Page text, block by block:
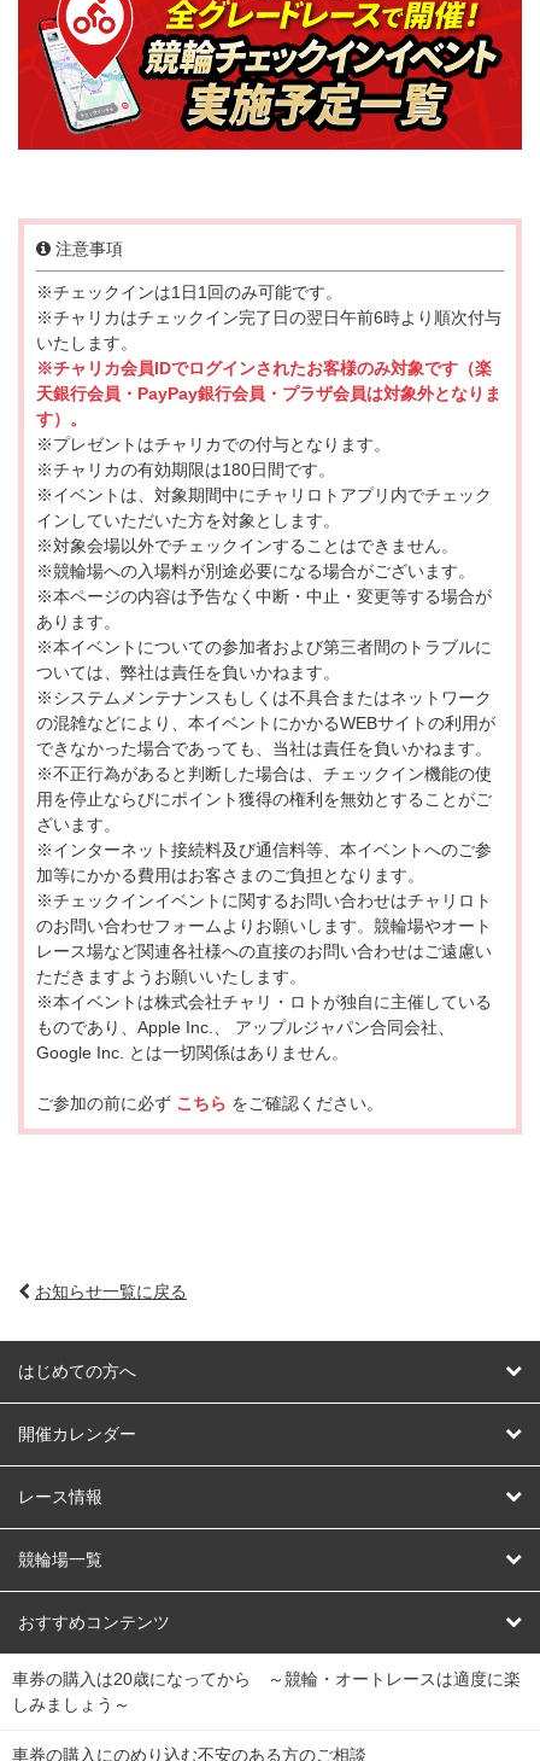
注意事項
※チェックインは1日1回のみ可能です。
※チャリカはチェックイン完了日の翌日午前6時より順次付与
いたします。
※チャリカ会員IDでログインされたお客様のみ対象です（楽
天銀行会員・PayPay銀行会員・プラザ会員は対象外となりま
す）。
※プレゼントはチャリカでの付与となります。
※チャリカの有効期限は180日間です。
※イベントは、対象期間中にチャリロトアプリ内でチェック
インしていただいた方を対象とします。
※対象会場以外でチェックインすることはできません。
※競輪場への入場料が別途必要になる場合がございます。
※本ページの内容は予告なく中断・中止・変更等する場合が
あります。
※本イベントについての参加者および第三者間のトラブルに
ついては、弊社は責任を負いかねます。
※システムメンテナンスもしくは不具合またはネットワーク
の混雑などにより、本イベントにかかるWEBサイトの利用が
できなかった場合であっても、当社は責任を負いかねます。
※不正行為があると判断した場合は、チェックイン機能の使
用を停止ならびにポイント獲得の権利を無効とすることがご
ざいます。
※インターネット接続料及び通信料等、本イベントへのご参
加等にかかる費用はお客さまのご負担となります。
※チェックインイベントに関するお問い合わせはチャリロト
のお問い合わせフォームよりお願いします。競輪場やオート
レース場など関連各社様への直接のお問い合わせはご遠慮い
ただきますようお願いいたします。
※本イベントは株式会社チャリ・ロトが独自に主催している
ものであり、Apple Inc.、 アップルジャパン合同会社、
Google Inc. とは一切関係はありません。
ご参加の前に必ず こちら をご確認ください。
お知らせ一覧に戻る
はじめての方へ
はじめての方へ
開催カレンダー
競輪
オートレース
競輪くじ
Dokanto!
チャリロトプラザ
レース情報
レース予想
レース結果
キャリーオーバー一覧
競輪場一覧
北日本 函館競輪場
関
東
弥彦競輪場 前橋競輪場 取手競輪場 宇都宮競輪場
おすすめコンテンツ
競輪選手情報
Perfecta Navi
車券の購入は20歳になってから ～競輪・オートレースは適度に楽
しみましょう～
車券の購入にのめり込む不安のある方のご相談